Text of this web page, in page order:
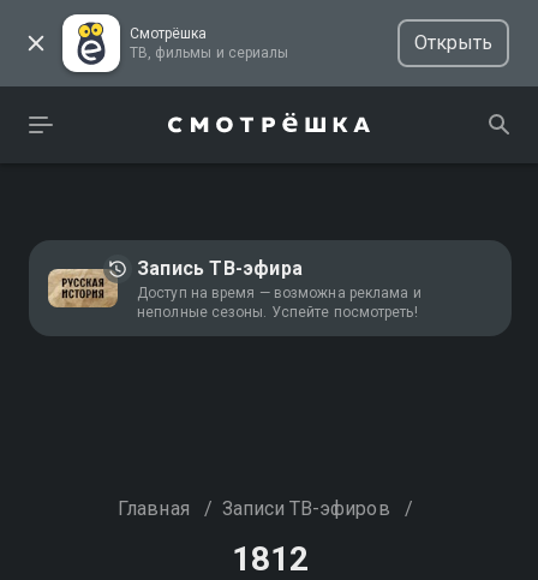
Смотрёшка
ТВ, фильмы и сериалы
Открыть
Запись ТВ-эфира
Доступ на время — возможна реклама и
неполные сезоны. Успейте посмотреть!
Главная / Записи ТВ-эфиров /
1812